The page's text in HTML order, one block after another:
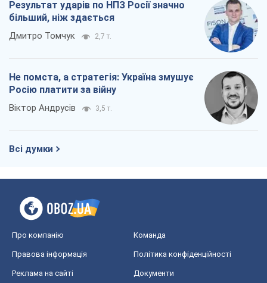
Результат ударів по НПЗ Росії значно
більший, ніж здається
Дмитро Томчук 2,7 т.
Не помста, а стратегія: Україна змушує
Росію платити за війну
Віктор Андрусів 3,5 т.
Всі думки
Про компанію Команда
Правова інформація Політика конфіденційності
Реклама на сайті Документи